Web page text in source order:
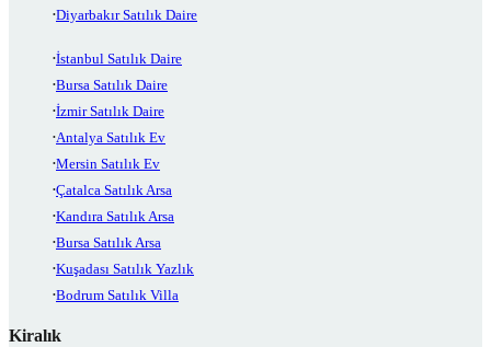
Diyarbakır Satılık Daire
İstanbul Satılık Daire
Bursa Satılık Daire
İzmir Satılık Daire
Antalya Satılık Ev
Mersin Satılık Ev
Çatalca Satılık Arsa
Kandıra Satılık Arsa
Bursa Satılık Arsa
Kuşadası Satılık Yazlık
Bodrum Satılık Villa
Kiralık